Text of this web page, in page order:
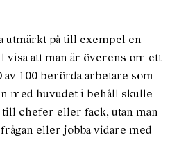
utmärkt på till exempel en
visa att man är överens om ett
av 100 berörda arbetare som
med huvudet i behåll skulle
till chefer eller fack, utan man
eller jobba vidare med